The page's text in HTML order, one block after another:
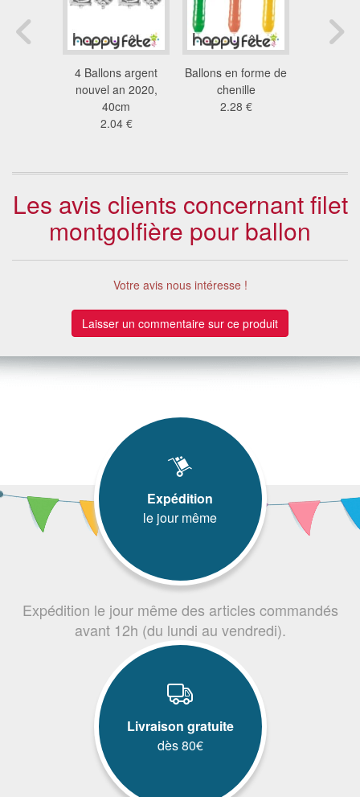
4 Ballons argent
nouvel an 2020,
40cm
2.04 €
Ballons en forme de
chenille
2.28 €
Les avis clients concernant filet
montgolfière pour ballon
Votre avis nous intéresse !
Laisser un commentaire sur ce produit
Expédition
le jour même
Expédition le jour même des articles commandés
avant 12h (du lundi au vendredi).
Livraison gratuite
dès 80€